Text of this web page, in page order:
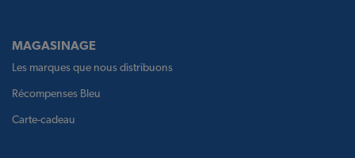
MAGASINAGE
Les marques que nous distribuons
Récompenses Bleu
Carte-cadeau